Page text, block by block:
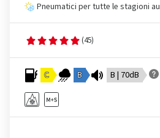
Pneumatici per tutte le stagioni
(45)
C B B | 70dB